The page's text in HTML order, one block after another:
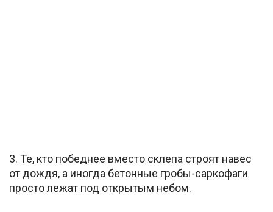
3. Те, кто победнее вместо склепа строят навес
от дождя, а иногда бетонные гробы-саркофаги
просто лежат под открытым небом.